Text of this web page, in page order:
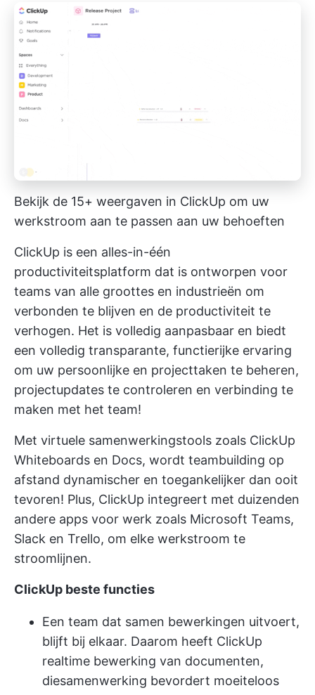
Bekijk de 15+ weergaven in ClickUp om uw
werkstroom aan te passen aan uw behoeften
ClickUp is een alles-in-één
productiviteitsplatform dat is ontworpen voor
teams van alle groottes en industrieën om
verbonden te blijven en de productiviteit te
verhogen. Het is volledig aanpasbaar en biedt
een volledig transparante, functierijke ervaring
om uw persoonlijke en projecttaken te beheren,
projectupdates te controleren en verbinding te
maken met het team!
Met virtuele samenwerkingstools zoals ClickUp
Whiteboards en Docs, wordt teambuilding op
afstand dynamischer en toegankelijker dan ooit
tevoren! Plus, ClickUp integreert met duizenden
andere apps voor werk zoals Microsoft Teams,
Slack en Trello, om elke werkstroom te
stroomlijnen.
ClickUp beste functies
Een team dat samen bewerkingen uitvoert,
blijft bij elkaar. Daarom heeft ClickUp
realtime bewerking van documenten,
diesamenwerking bevordert moeiteloos